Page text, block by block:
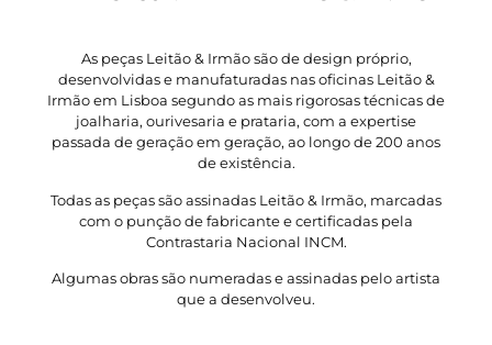
As peças Leitão & Irmão são de design próprio,
desenvolvidas e manufaturadas nas oficinas Leitão &
Irmão em Lisboa segundo as mais rigorosas técnicas de
joalharia, ourivesaria e prataria, com a expertise
passada de geração em geração, ao longo de 200 anos
de existência.
Todas as peças são assinadas Leitão & Irmão, marcadas
com o punção de fabricante e certificadas pela
Contrastaria Nacional INCM.
Algumas obras são numeradas e assinadas pelo artista
que a desenvolveu.